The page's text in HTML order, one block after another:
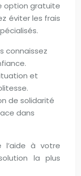
option gratuite
éviter les frais
connaissez
et
de solidarité
dans
l’aide à votre
la plus